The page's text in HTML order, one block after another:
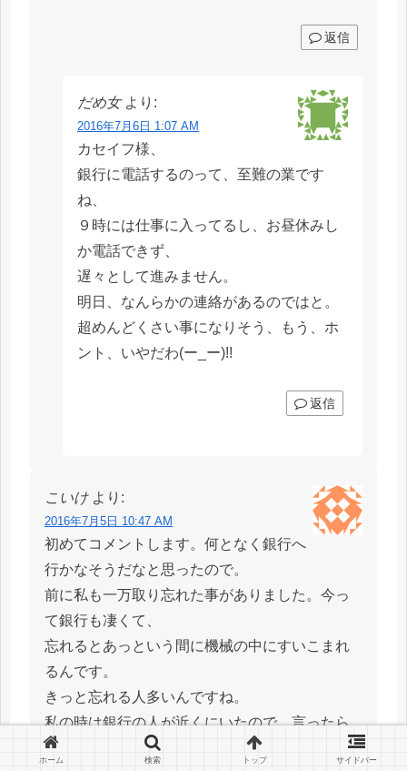
返信
だめ女 より:
2016年7月6日 1:07 AM
カセイフ様、
銀行に電話するのって、至難の業です
ね、
９時には仕事に入ってるし、お昼休みし
か電話できず、
遅々として進みません。
明日、なんらかの連絡があるのではと。
超めんどくさい事になりそう、もう、ホ
ント、いやだわ(ー_ー)!!
返信
こいけ より:
2016年7月5日 10:47 AM
初めてコメントします。何となく銀行へ
行かなそうだなと思ったので。
前に私も一万取り忘れた事がありました。今っ
て銀行も凄くて、
忘れるとあっという間に機械の中にすいこまれ
るんです。
きっと忘れる人多いんですね。
私の時は銀行の人が近くにいたので、言ったら
持ってきてくれました。
ホーム 検索 トップ サイドバー